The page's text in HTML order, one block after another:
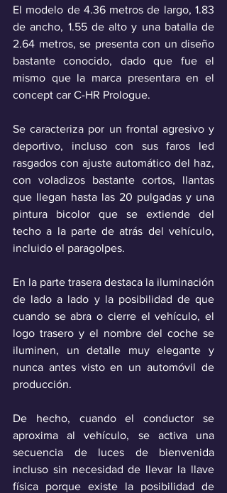
El modelo de 4.36 metros de largo, 1.83
de ancho, 1.55 de alto y una batalla de
2.64 metros, se presenta con un diseño
bastante conocido, dado que fue el
mismo que la marca presentara en el
concept car C-HR Prologue.
Se caracteriza por un frontal agresivo y
deportivo, incluso con sus faros led
rasgados con ajuste automático del haz,
con voladizos bastante cortos, llantas
que llegan hasta las 20 pulgadas y una
pintura bicolor que se extiende del
techo a la parte de atrás del vehículo,
incluido el paragolpes.
En la parte trasera destaca la iluminación
de lado a lado y la posibilidad de que
cuando se abra o cierre el vehículo, el
logo trasero y el nombre del coche se
iluminen, un detalle muy elegante y
nunca antes visto en un automóvil de
producción.
De hecho, cuando el conductor se
aproxima al vehículo, se activa una
secuencia de luces de bienvenida
incluso sin necesidad de llevar la llave
física porque existe la posibilidad de